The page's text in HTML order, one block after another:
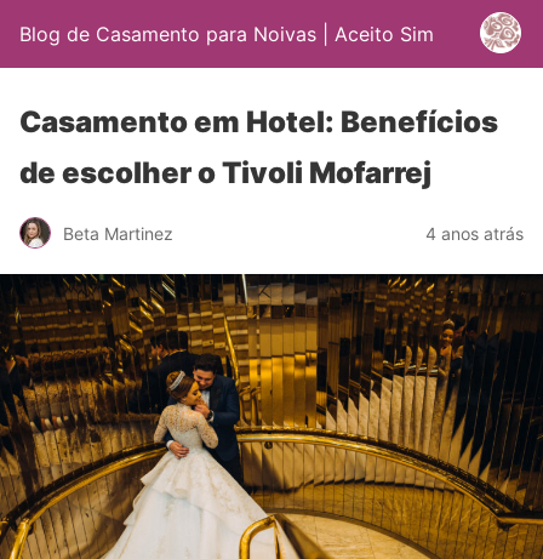
Blog de Casamento para Noivas | Aceito Sim
Casamento em Hotel: Benefícios
de escolher o Tivoli Mofarrej
Beta Martinez 4 anos atrás